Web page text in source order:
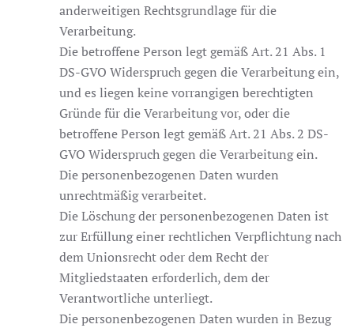
anderweitigen Rechtsgrundlage für die
Verarbeitung.
Die betroffene Person legt gemäß Art. 21 Abs. 1
DS-GVO Widerspruch gegen die Verarbeitung ein,
und es liegen keine vorrangigen berechtigten
Gründe für die Verarbeitung vor, oder die
betroffene Person legt gemäß Art. 21 Abs. 2 DS-
GVO Widerspruch gegen die Verarbeitung ein.
Die personenbezogenen Daten wurden
unrechtmäßig verarbeitet.
Die Löschung der personenbezogenen Daten ist
zur Erfüllung einer rechtlichen Verpflichtung nach
dem Unionsrecht oder dem Recht der
Mitgliedstaaten erforderlich, dem der
Verantwortliche unterliegt.
Die personenbezogenen Daten wurden in Bezug